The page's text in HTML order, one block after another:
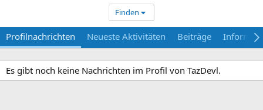
Finden
Profilnachrichten Neueste Aktivitäten Beiträge
Es gibt noch keine Nachrichten im Profil von TazDevl.